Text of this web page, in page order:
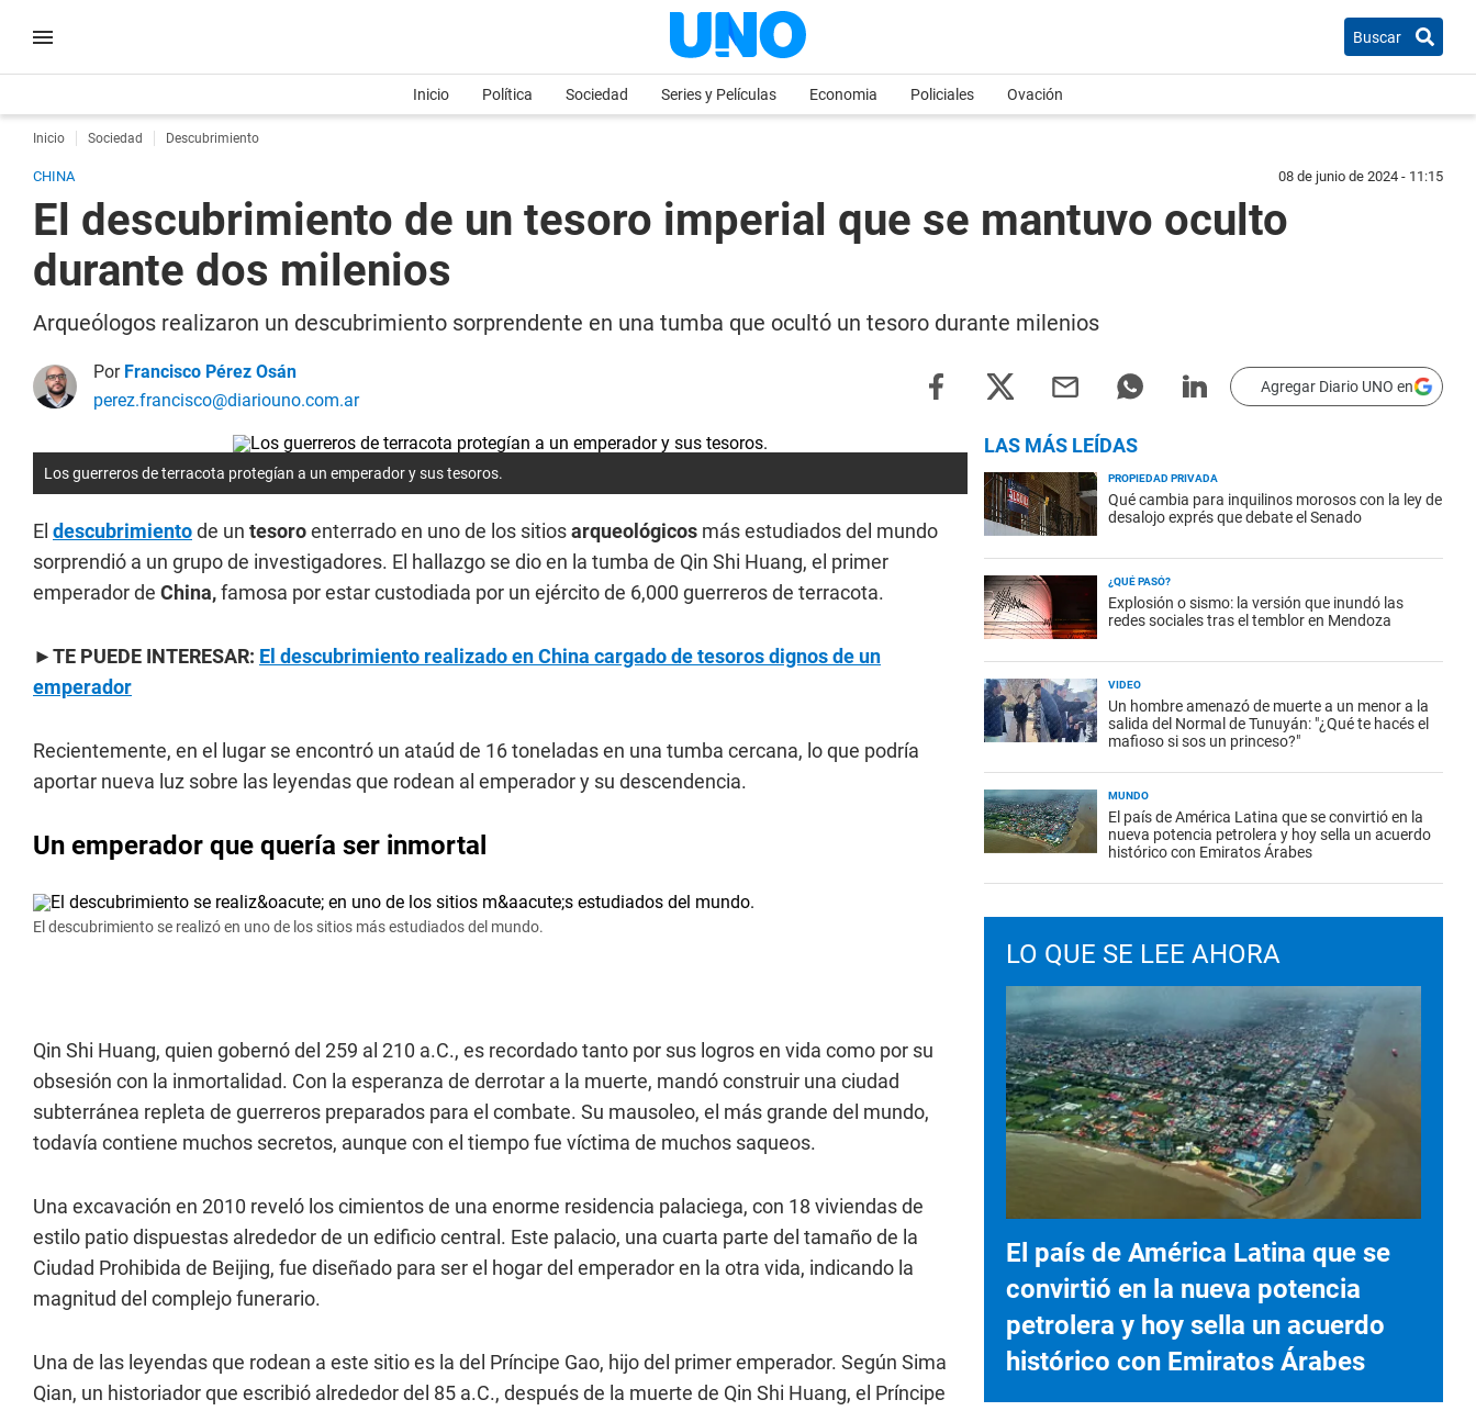
Buscar
Inicio Política Sociedad Series y Películas Economia Policiales Ovación
Inicio Sociedad Descubrimiento
CHINA 08 de junio de 2024 - 11:15
El descubrimiento de un tesoro imperial que se mantuvo oculto
durante dos milenios
Arqueólogos realizaron un descubrimiento sorprendente en una tumba que ocultó un tesoro durante milenios
Por Francisco Pérez Osán
perez.francisco@diariouno.com.ar
Agregar Diario UNO en
Los guerreros de terracota protegían a un emperador y sus tesoros.
El descubrimientode un tesoroenterrado en uno de los sitiosarqueológicos más estudiados del mundo
sorprendió a un grupo de investigadores. El hallazgo se dio en la tumba de Qin Shi Huang, el primer
emperador de China,famosa por estar custodiada por un ejército de 6,000 guerreros de terracota.
►TE PUEDE INTERESAR: El descubrimiento realizado en China cargado de tesoros dignos de un
emperador
Recientemente, en el lugar se encontró un ataúd de 16 toneladas en una tumba cercana, lo que podría
aportar nueva luz sobre las leyendas que rodean al emperador y su descendencia.
Un emperador que quería ser inmortal
El descubrimiento se realizó en uno de los sitios más estudiados del mundo.
Qin Shi Huang, quien gobernó del 259 al 210 a.C., es recordado tanto por sus logros en vida como por su
obsesión con la inmortalidad. Con la esperanza de derrotar a la muerte, mandó construir una ciudad
subterránea repleta de guerreros preparados para el combate. Su mausoleo, el más grande del mundo,
todavía contiene muchos secretos, aunque con el tiempo fue víctima de muchos saqueos.
Una excavación en 2010 reveló los cimientos de una enorme residencia palaciega, con 18 viviendas de
estilo patio dispuestas alrededor de un edificio central. Este palacio, una cuarta parte del tamaño de la
Ciudad Prohibida de Beijing, fue diseñado para ser el hogar del emperador en la otra vida, indicando la
magnitud del complejo funerario.
Una de las leyendas que rodean a este sitio es la del Príncipe Gao, hijo del primer emperador. Según Sima
Qian, un historiador que escribió alrededor del 85 a.C., después de la muerte de Qin Shi Huang, el Príncipe
LAS MÁS LEÍDAS
PROPIEDAD PRIVADA
Qué cambia para inquilinos morosos con la ley de
desalojo exprés que debate el Senado
¿QUÉ PASÓ?
Explosión o sismo: la versión que inundó las
redes sociales tras el temblor en Mendoza
VIDEO
Un hombre amenazó de muerte a un menor a la
salida del Normal de Tunuyán: "¿Qué te hacés el
mafioso si sos un princeso?"
MUNDO
El país de América Latina que se convirtió en la
nueva potencia petrolera y hoy sella un acuerdo
histórico con Emiratos Árabes
LO QUE SE LEE AHORA
El país de América Latina que se
convirtió en la nueva potencia
petrolera y hoy sella un acuerdo
histórico con Emiratos Árabes